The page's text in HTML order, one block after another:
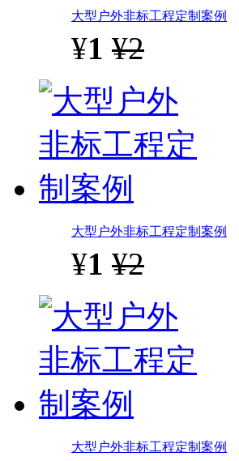
大型户外非标工程定制案例
¥1 ¥2
大型户外非标工程定制案例
¥1 ¥2
大型户外非标工程定制案例